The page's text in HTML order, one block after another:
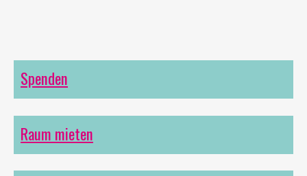
Spenden
Raum mieten